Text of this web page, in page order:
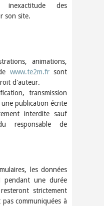
des
son site.
animations,
www.te2m.frsont
d'auteur.
transmission
publication écrite
interdite sauf
responsable de
les données
pendant une durée
strictement
communiquées à